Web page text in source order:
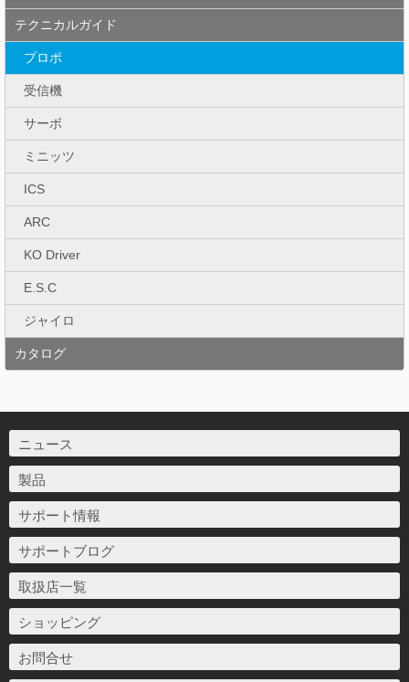
テクニカルガイド
プロポ
受信機
サーボ
ミニッツ
ICS
ARC
KO Driver
E.S.C
ジャイロ
カタログ
ニュース
製品
サポート情報
サポートブログ
取扱店一覧
ショッピング
お問合せ